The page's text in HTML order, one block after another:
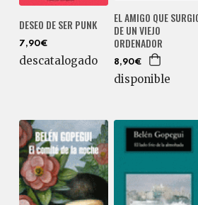
DESEO DE SER PUNK
7,90€
descatalogado
EL AMIGO QUE
DE UN VIEJO
ORDENADOR
8,90€
disponible